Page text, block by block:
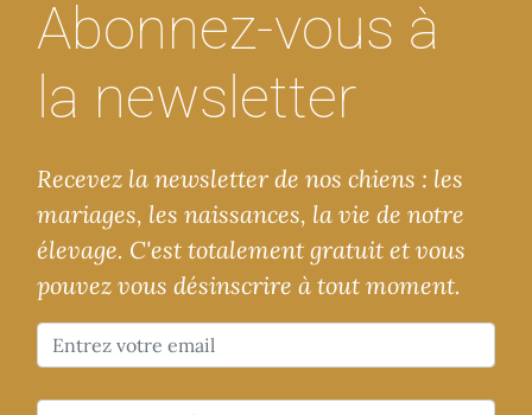
Abonnez-vous à
la newsletter
Recevez la newsletter de nos chiens : les
mariages, les naissances, la vie de notre
élevage. C'est totalement gratuit et vous
pouvez vous désinscrire à tout moment.